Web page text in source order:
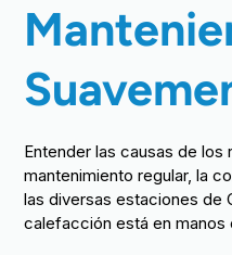
Entender las causas de
mantenimiento regular, la
las diversas estaciones de
calefacción está en manos